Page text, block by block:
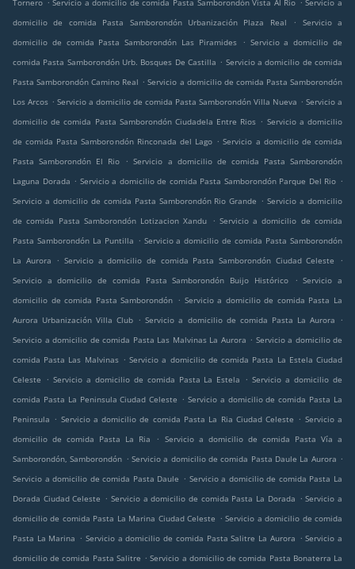
Tornero Servicio a domicilio de comida Pasta Samborondón Vista Al Rio
Servicio a
domicilio de comida Pasta Samborondón Urbanización Plaza Real
.
Servicio a
domicilio de comida Pasta Samborondón Las Piramides
. Servicio a domicilio de
comida Pasta Samborondón Urb. Bosques De Castilla . Servicio a domicilio de comida
Pasta Samborondón Camino Real . Servicio a domicilio de comida Pasta Samborondón
Los Arcos . Servicio a domicilio de comida Pasta Samborondón Villa Nueva . Servicio a
domicilio de comida Pasta Samborondón Ciudadela Entre Rios . Servicio a domicilio
de comida Pasta Samborondón Rinconada del Lago . Servicio a domicilio de comida
Pasta Samborondón El Rio
. Servicio a domicilio de comida Pasta Samborondón
Laguna Dorada . Servicio a domicilio de comida Pasta Samborondón Parque Del Rio .
Servicio a domicilio de comida Pasta Samborondón Rio Grande . Servicio a domicilio
de comida Pasta Samborondón Lotizacion Xandu
. Servicio a domicilio de comida
Pasta Samborondón La Puntilla . Servicio a domicilio de comida Pasta Samborondón
La Aurora
. Servicio a domicilio de comida Pasta Samborondón Ciudad Celeste
.
Servicio a domicilio de comida Pasta Samborondón Buijo Histórico
. Servicio a
domicilio de comida Pasta Samborondón . Servicio a domicilio de comida Pasta La
Aurora Urbanización Villa Club . Servicio a domicilio de comida Pasta La Aurora
.
Servicio a domicilio de comida Pasta Las Malvinas La Aurora . Servicio a domicilio de
comida Pasta Las Malvinas . Servicio a domicilio de comida Pasta La Estela Ciudad
Celeste
. Servicio a domicilio de comida Pasta La Estela . Servicio a domicilio de
comida Pasta La Peninsula Ciudad Celeste . Servicio a domicilio de comida Pasta La
Peninsula . Servicio a domicilio de comida Pasta La Ria Ciudad Celeste . Servicio a
domicilio de comida Pasta La Ria
. Servicio a domicilio de comida Pasta Vía a
Samborondón, Samborondón . Servicio a domicilio de comida Pasta Daule La Aurora .
Servicio a domicilio de comida Pasta Daule . Servicio a domicilio de comida Pasta La
Dorada Ciudad Celeste . Servicio a domicilio de comida Pasta La Dorada . Servicio a
domicilio de comida Pasta La Marina Ciudad Celeste . Servicio a domicilio de comida
Pasta La Marina . Servicio a domicilio de comida Pasta Salitre La Aurora . Servicio a
domicilio de comida Pasta Salitre . Servicio a domicilio de comida Pasta Bonaterra La